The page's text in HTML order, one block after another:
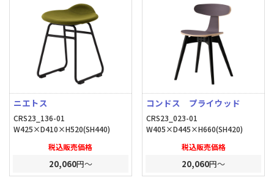
ニエトス
CRS23_136-01
W425×D410×H520(SH440)
税込販売価格
20,060円～
コンドス プライウッド
CRS23_023-01
W405×D445×H660(SH420)
税込販売価格
20,060円～